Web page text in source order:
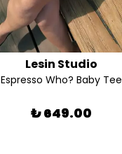
Lesin Studio
Espresso Who? Baby Tee
₺ 649.00